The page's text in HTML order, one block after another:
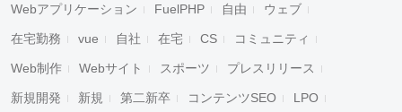
Webアプリケーション FuelPHP 自由 ウェブ
在宅勤務 vue 自社 在宅 CS コミュニティ
Web制作 Webサイト スポーツ プレスリリース
新規開発 新規 第二新卒 コンテンツSEO LPO